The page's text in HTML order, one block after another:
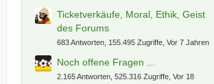
Ticketverkäufe, Moral, Ethik, Geist
des Forums
683 Antworten, 155.495 Zugriffe, Vor 7 Jahren
Noch offene Fragen ...
2.165 Antworten, 525.316 Zugriffe, Vor 18